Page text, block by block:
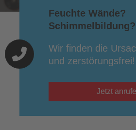
Feuchte Wände?
Schimmelbildung?
Wir finden die
und zerstörungsfrei!
Jetzt